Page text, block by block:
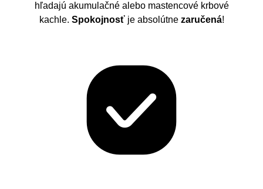
hľadajú akumulačné alebo mastencové krbové
kachle. Spokojnosťje absolútne zaručená!